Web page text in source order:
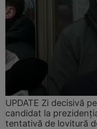
UPDATE Zi decisivă
candidat la
tentativă de lovitură